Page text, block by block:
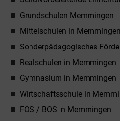
Grundschulen Memmingen
Mittelschulen in Memmingen
Sonderpädagogisches
Realschulen in Memmingen
Gymnasium in Memmingen
Wirtschaftsschule in
FOS / BOS in Memmingen